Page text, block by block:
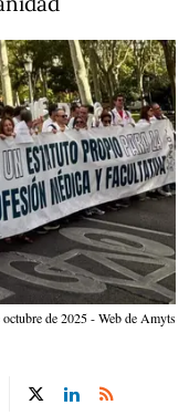
de 2025 - Web de Amyts